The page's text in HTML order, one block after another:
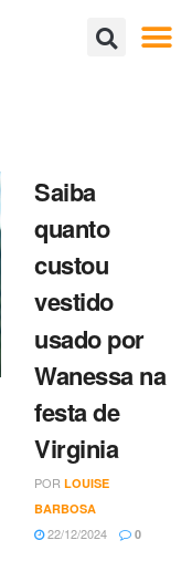
Saiba
quanto
custou
vestido
usado por
Wanessa na
festa de
Virginia
POR LOUISE
BARBOSA
22/12/2024 0